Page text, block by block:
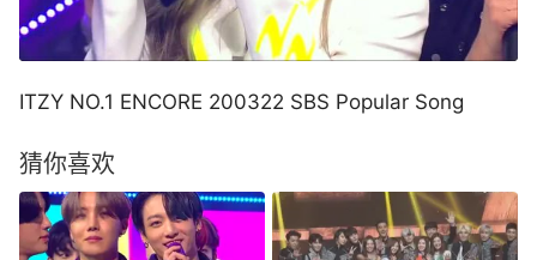
ITZY NO.1 ENCORE 200322 SBS Popular Song
猜你喜欢